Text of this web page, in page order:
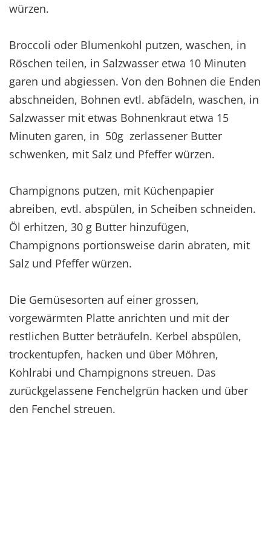
würzen.
Broccoli oder Blumenkohl putzen, waschen, in
Röschen teilen, in Salzwasser etwa 10 Minuten
garen und abgiessen. Von den Bohnen die Enden
abschneiden, Bohnen evtl. abfädeln, waschen, in
Salzwasser mit etwas Bohnenkraut etwa 15
Minuten garen, in 50g zerlassener Butter
schwenken, mit Salz und Pfeffer würzen.
Champignons putzen, mit Küchenpapier
abreiben, evtl. abspülen, in Scheiben schneiden.
Öl erhitzen, 30 g Butter hinzufügen,
Champignons portionsweise darin abraten, mit
Salz und Pfeffer würzen.
Die Gemüsesorten auf einer grossen,
vorgewärmten Platte anrichten und mit der
restlichen Butter beträufeln. Kerbel abspülen,
trockentupfen, hacken und über Möhren,
Kohlrabi und Champignons streuen. Das
zurückgelassene Fenchelgrün hacken und über
den Fenchel streuen.